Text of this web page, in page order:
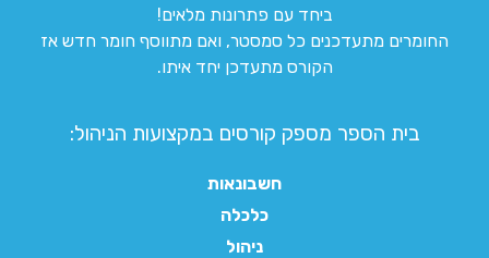
ביחד עם פתרונות מלאים!
החומרים מתעדכנים כל סמסטר, ואם מתווסף חומר חדש אז
הקורס מתעדכן יחד איתו.
בית הספר מספק קורסים במקצועות הניהול:
חשבונאות
כלכלה
ניהול